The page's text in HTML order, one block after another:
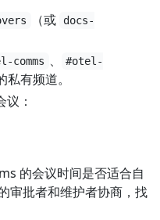
（或
docs-
comms 、
#otel-
有频道。
：
的会议时间是否适合自
审批者和维护者协商，找